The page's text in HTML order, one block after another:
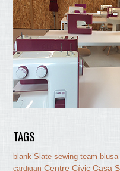
TAGS
blank Slate sewing team blusa
cardigan Centre Cívic Casa